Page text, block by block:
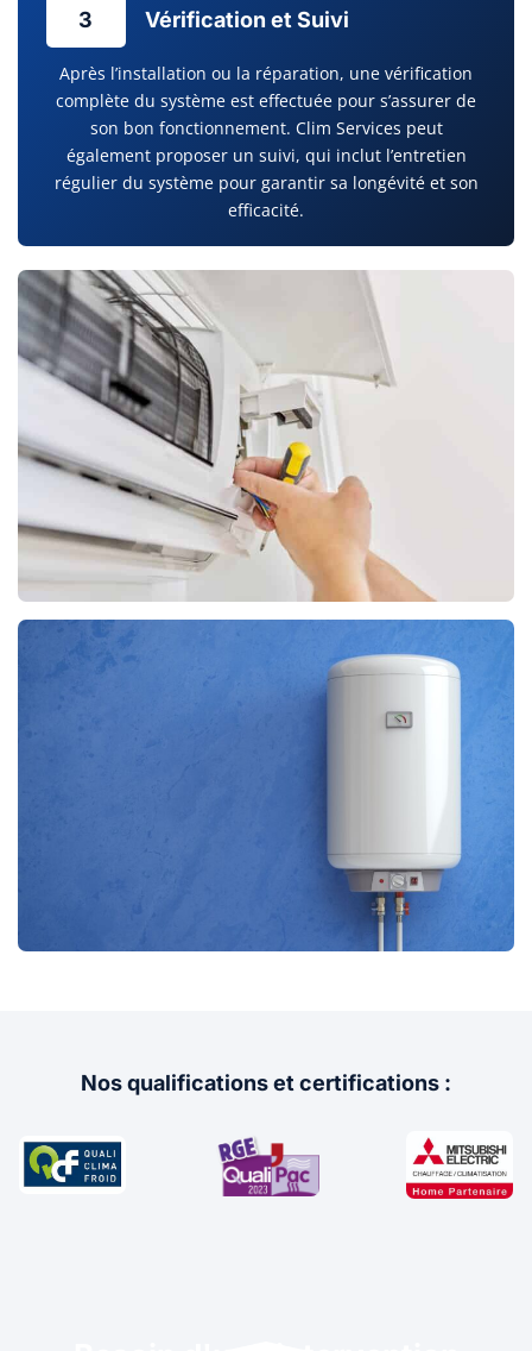
3 Vérification et Suivi
Après l’installation ou la réparation, une vérification
complète du système est effectuée pour s’assurer de
son bon fonctionnement. Clim Services peut
également proposer un suivi, qui inclut l’entretien
régulier du système pour garantir sa longévité et son
efficacité.
Nos qualifications et certifications :